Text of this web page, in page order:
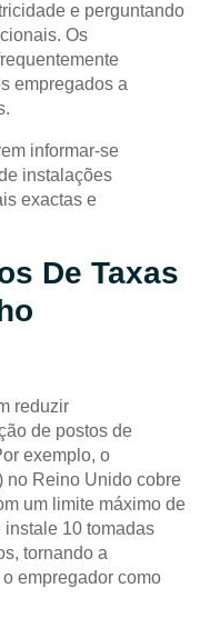
e perguntando
Os
empregados a
informar-se
instalações
exactas e
De Taxas
reduzir
de postos de
exemplo, o
no Reino Unido cobre
um limite máximo de
instale 10 tomadas
tornando a
empregador como